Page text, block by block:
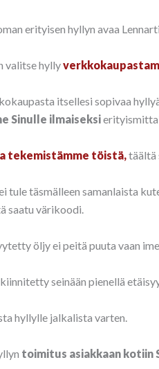
erityisen hyllyn avaa
valitse hylly
itsellesi sopivaa
Sinulle ilmaiseksi
tekemistämme töistä,täältä
tule täsmälleen samanlaista
saatu värikoodi.
öljy ei peitä puuta vaan
seinään pienellä
hyllylle jalkalista varten.
toimitus asiakkaan kotiin